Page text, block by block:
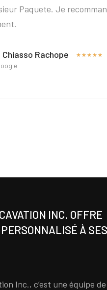
Paquete. Je
Rachope ★ ★ ★ ★ ★
INC. OFFRE
À
Inc., c’est une équipe